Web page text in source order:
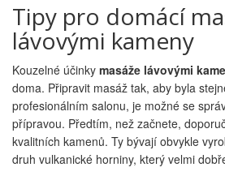
Tipy pro domácí
lávovými kameny
Kouzelné účinky masáže lávovými
doma. Připravit masáž tak, aby byla
profesionálním salonu, je možné se
přípravou. Předtím, než začnete,
kvalitních kamenů. Ty bývají obvykle
druh vulkanické horniny, který velmi